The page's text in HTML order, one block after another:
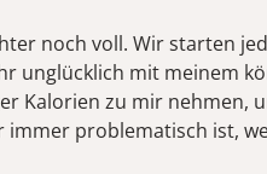
noch voll. Wir starten
unglücklich mit meinem
Kalorien zu mir nehmen,
immer problematisch ist,